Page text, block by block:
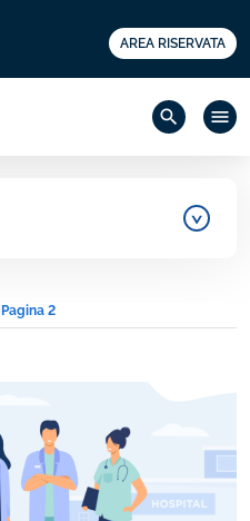
AREA RISERVATA
search menu
Pagina 2